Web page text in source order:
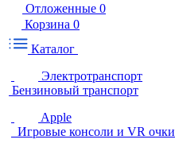
Отложенные 0
Корзина 0
Каталог
Электротранспорт
Бензиновый транспорт
Apple
Игровые консоли и VR очки